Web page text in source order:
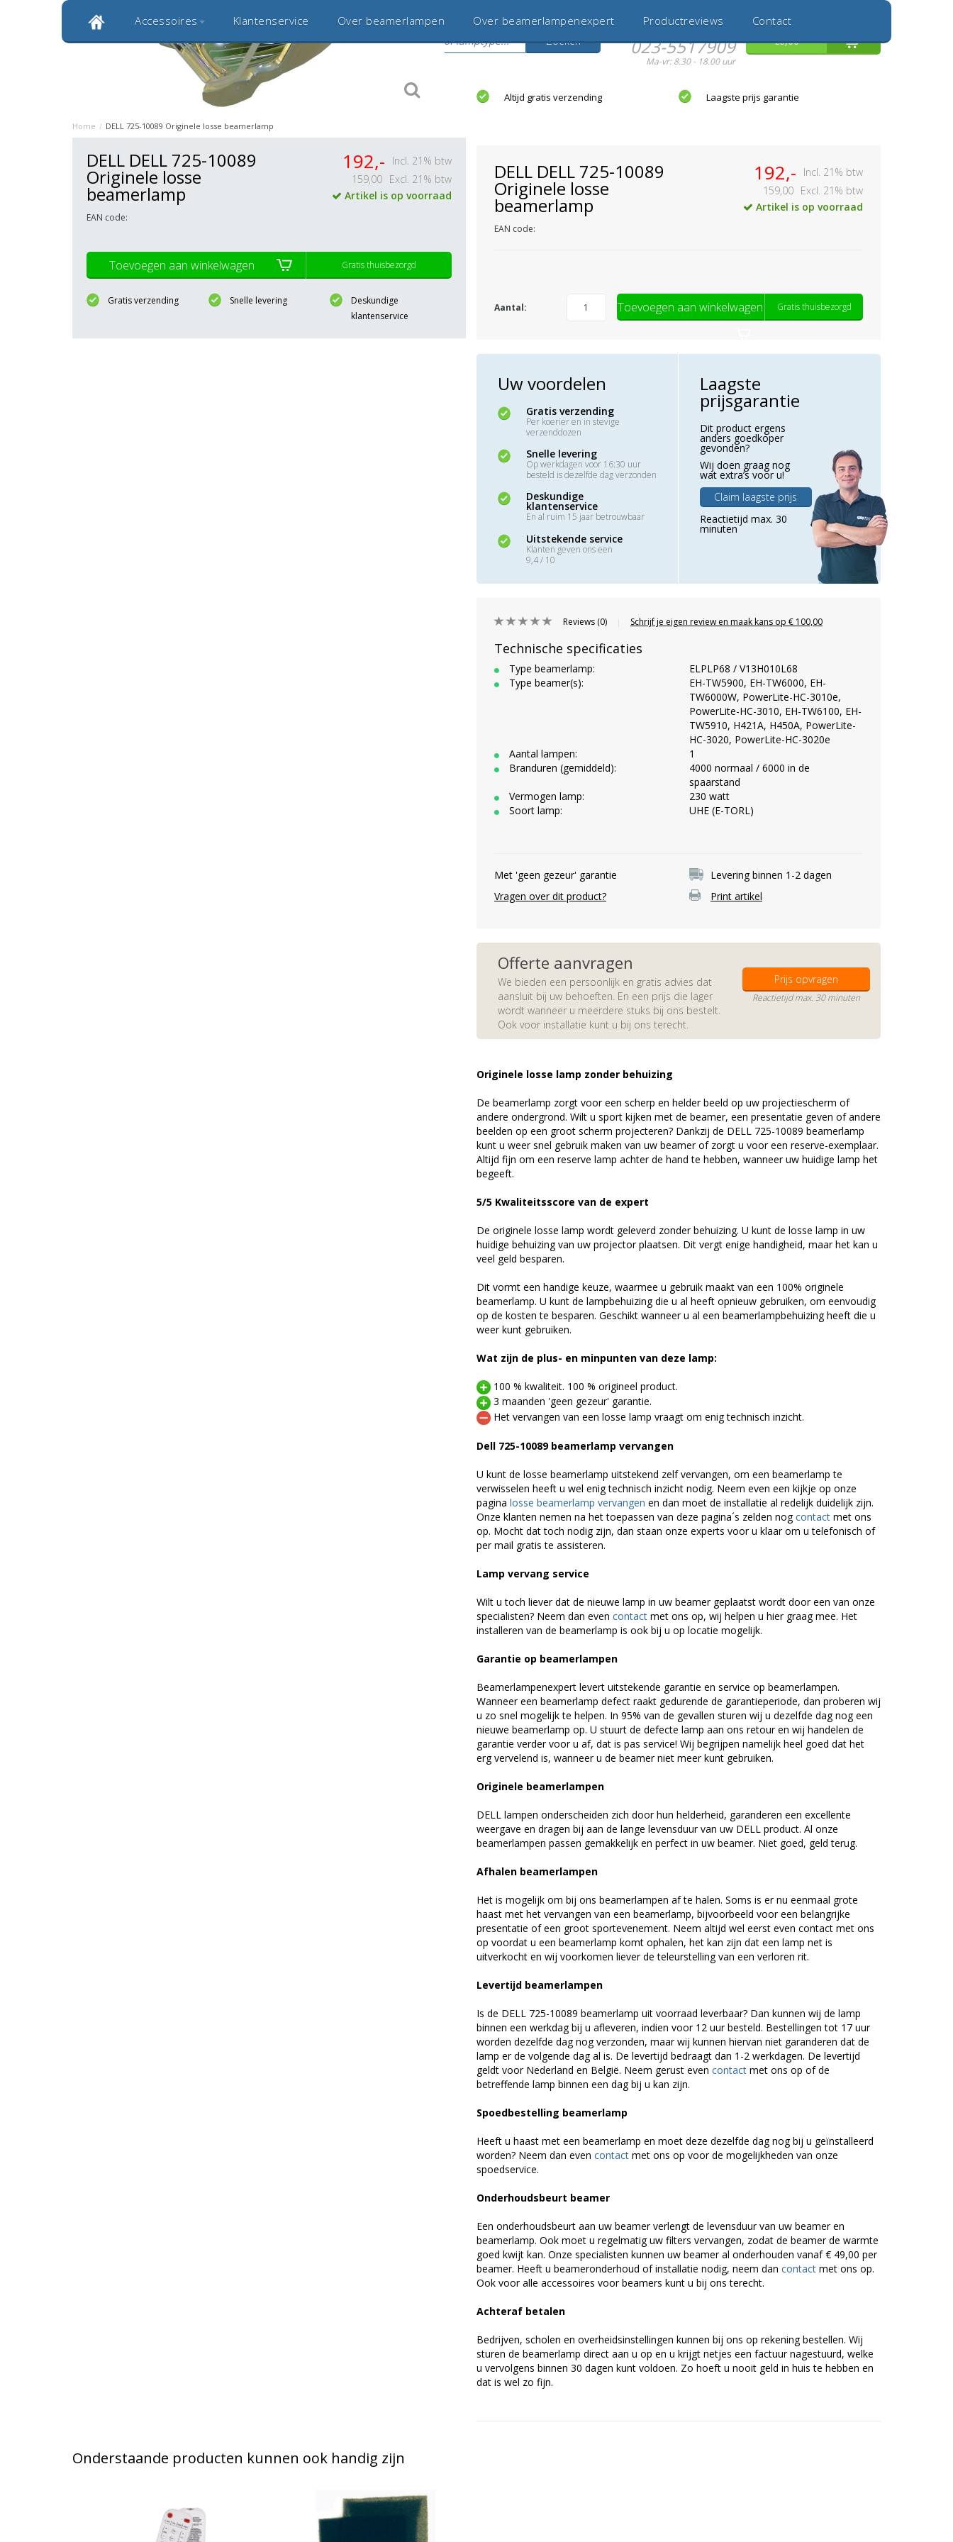
Inloggen
Klantbeoordeling 9,0
Bekijk alle 1000+ reviews
Zoeken
Hulp nodig?
023-5517909
Ma-vr: 8.30 - 18.00 uur
€0,00
Accessoires Klantenservice Over beamerlampen Over beamerlampenexpert Productreviews Contact
Originele kwaliteitsproducten 20 jaar betrouwbaar en ervaren Altijd gratis verzending Laagste prijs garantie
Home / DELL 725-10089 Originele losse beamerlamp
DELL DELL 725-10089
Originele losse
beamerlamp
EAN code:
192,-
Incl. 21% btw
159,00 Excl. 21% btw
Artikel is op voorraad
Toevoegen aan winkelwagen Gratis thuisbezorgd
Gratis verzending Snelle levering
Deskundige
klantenservice
DELL DELL 725-10089
Originele losse
beamerlamp
EAN code:
192,-
Incl. 21% btw
159,00 Excl. 21% btw
Artikel is op voorraad
Aantal: Toevoegen aan winkelwagen Gratis thuisbezorgd
Uw voordelen
Gratis verzending
Per koerier en in stevige
verzenddozen
Snelle levering
Op werkdagen voor 16:30 uur
besteld is dezelfde dag verzonden
Deskundige
klantenservice
En al ruim 15 jaar betrouwbaar
Uitstekende service
Klanten geven ons een
9,4 / 10
Laagste
prijsgarantie
Dit product ergens
anders goedkoper
gevonden?
Wij doen graag nog
wat extra’s voor u!
Claim laagste prijs
Reactietijd max. 30
minuten
Reviews (0) Schrijf je eigen review en maak kans op € 100,00
Technische specificaties
Type beamerlamp:
ELPLP68 / V13H010L68
Type beamer(s):
EH-TW5900, EH-TW6000, EH-
TW6000W, PowerLite-HC-3010e,
PowerLite-HC-3010, EH-TW6100, EH-
TW5910, H421A, H450A, PowerLite-
HC-3020, PowerLite-HC-3020e
Aantal lampen:
1
Branduren (gemiddeld):
4000 normaal / 6000 in de
spaarstand
Vermogen lamp:
230 watt
Soort lamp:
UHE (E-TORL)
Met 'geen gezeur' garantie
Levering binnen 1-2 dagen
Vragen over dit product?
Print artikel
Offerte aanvragen
We bieden een persoonlijk en gratis advies dat
aansluit bij uw behoeften. En een prijs die lager
wordt wanneer u meerdere stuks bij ons bestelt.
Ook voor installatie kunt u bij ons terecht.
Prijs opvragen
Reactietijd max. 30 minuten
Originele losse lamp zonder behuizing
De beamerlamp zorgt voor een scherp en helder beeld op uw projectiescherm of
andere ondergrond. Wilt u sport kijken met de beamer, een presentatie geven of andere
beelden op een groot scherm projecteren? Dankzij de DELL 725-10089 beamerlamp
kunt u weer snel gebruik maken van uw beamer of zorgt u voor een reserve-exemplaar.
Altijd fijn om een reserve lamp achter de hand te hebben, wanneer uw huidige lamp het
begeeft.
5/5 Kwaliteitsscore van de expert
De originele losse lamp wordt geleverd zonder behuizing. U kunt de losse lamp in uw
huidige behuizing van uw projector plaatsen. Dit vergt enige handigheid, maar het kan u
veel geld besparen.
Dit vormt een handige keuze, waarmee u gebruik maakt van een 100% originele
beamerlamp. U kunt de lampbehuizing die u al heeft opnieuw gebruiken, om eenvoudig
op de kosten te besparen. Geschikt wanneer u al een beamerlampbehuizing heeft die u
weer kunt gebruiken.
Wat zijn de plus- en minpunten van deze lamp:
100 % kwaliteit. 100 % origineel product.
3 maanden 'geen gezeur' garantie.
Het vervangen van een losse lamp vraagt om enig technisch inzicht.
Dell 725-10089 beamerlamp vervangen
U kunt de losse beamerlamp uitstekend zelf vervangen, om een beamerlamp te
verwisselen heeft u wel enig technisch inzicht nodig. Neem even een kijkje op onze
pagina losse beamerlamp vervangen en dan moet de installatie al redelijk duidelijk zijn.
Onze klanten nemen na het toepassen van deze pagina´s zelden nogcontact met ons
op. Mocht dat toch nodig zijn, dan staan onze experts voor u klaar om u telefonisch of
per mail gratis te assisteren.
Lamp vervang service
Wilt u toch liever dat de nieuwe lamp in uw beamer geplaatst wordt door een van onze
specialisten? Neem dan even contact met ons op, wij helpen u hier graag mee. Het
installeren van de beamerlamp is ook bij u op locatie mogelijk.
Garantie op beamerlampen
Beamerlampenexpert levert uitstekende garantie en service op beamerlampen.
Wanneer een beamerlamp defect raakt gedurende de garantieperiode, dan proberen wij
u zo snel mogelijk te helpen. In 95% van de gevallen sturen wij u dezelfde dag nog een
nieuwe beamerlamp op. U stuurt de defecte lamp aan ons retour en wij handelen de
garantie verder voor u af, dat is pas service! Wij begrijpen namelijk heel goed dat het
erg vervelend is, wanneer u de beamer niet meer kunt gebruiken.
Originele beamerlampen
DELL lampen onderscheiden zich door hun helderheid, garanderen een excellente
weergave en dragen bij aan de lange levensduur van uw DELL product. Al onze
beamerlampen passen gemakkelijk en perfect in uw beamer. Niet goed, geld terug.
Afhalen beamerlampen
Het is mogelijk om bij ons beamerlampen af te halen. Soms is er nu eenmaal grote
haast met het vervangen van een beamerlamp, bijvoorbeeld voor een belangrijke
presentatie of een groot sportevenement. Neem altijd wel eerst even contact met ons
op voordat u een beamerlamp komt ophalen, het kan zijn dat een lamp net is
uitverkocht en wij voorkomen liever de teleurstelling van een verloren rit.
Levertijd beamerlampen
Is de DELL 725-10089 beamerlamp uit voorraad leverbaar? Dan kunnen wij de lamp
binnen een werkdag bij u afleveren, indien voor 12 uur besteld. Bestellingen tot 17 uur
worden dezelfde dag nog verzonden, maar wij kunnen hiervan niet garanderen dat de
lamp er de volgende dag al is. De levertijd bedraagt dan 1-2 werkdagen. De levertijd
geldt voor Nederland en België. Neem gerust even contact met ons op of de
betreffende lamp binnen een dag bij u kan zijn.
Spoedbestelling beamerlamp
Heeft u haast met een beamerlamp en moet deze dezelfde dag nog bij u geïnstalleerd
worden? Neem dan even contact met ons op voor de mogelijkheden van onze
spoedservice.
Onderhoudsbeurt beamer
Een onderhoudsbeurt aan uw beamer verlengt de levensduur van uw beamer en
beamerlamp. Ook moet u regelmatig uw filters vervangen, zodat de beamer de warmte
goed kwijt kan. Onze specialisten kunnen uw beamer al onderhouden vanaf € 49,00 per
beamer. Heeft u beameronderhoud of installatie nodig, neem dan contact met ons op.
Ook voor alle accessoires voor beamers kunt u bij ons terecht.
Achteraf betalen
Bedrijven, scholen en overheidsinstellingen kunnen bij ons op rekening bestellen. Wij
sturen de beamerlamp direct aan u op en u krijgt netjes een factuur nagestuurd, welke
u vervolgens binnen 30 dagen kunt voldoen. Zo hoeft u nooit geld in huis te hebben en
dat is wel zo fijn.
Onderstaande producten kunnen ook handig zijn